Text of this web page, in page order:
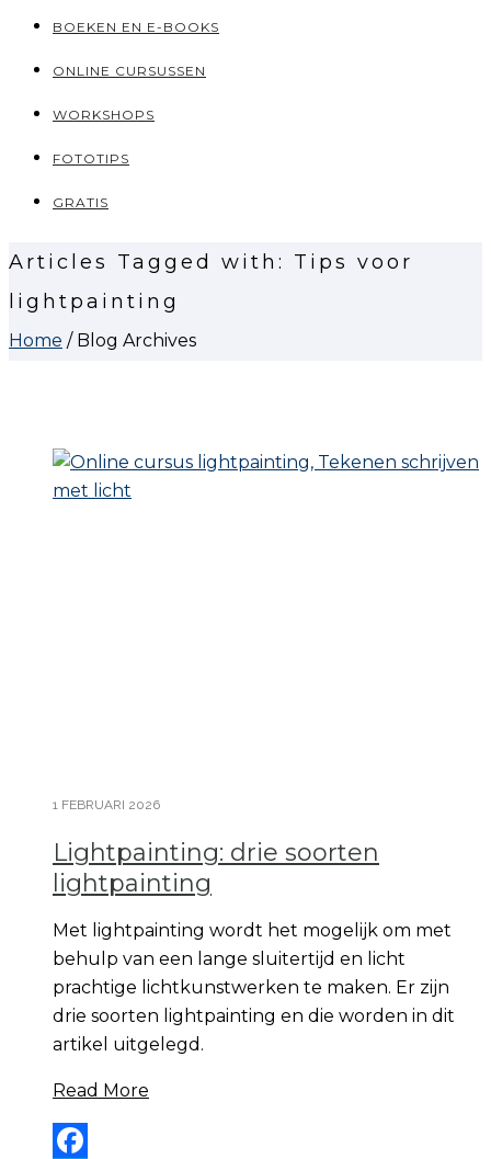
BOEKEN EN E-BOOKS
ONLINE CURSUSSEN
WORKSHOPS
FOTOTIPS
GRATIS
Articles Tagged with: Tips voor
lightpainting
Home / Blog Archives
1 FEBRUARI 2026
Lightpainting: drie soorten
lightpainting
Met lightpainting wordt het mogelijk om met
behulp van een lange sluitertijd en licht
prachtige lichtkunstwerken te maken. Er zijn
drie soorten lightpainting en die worden in dit
artikel uitgelegd.
Read More